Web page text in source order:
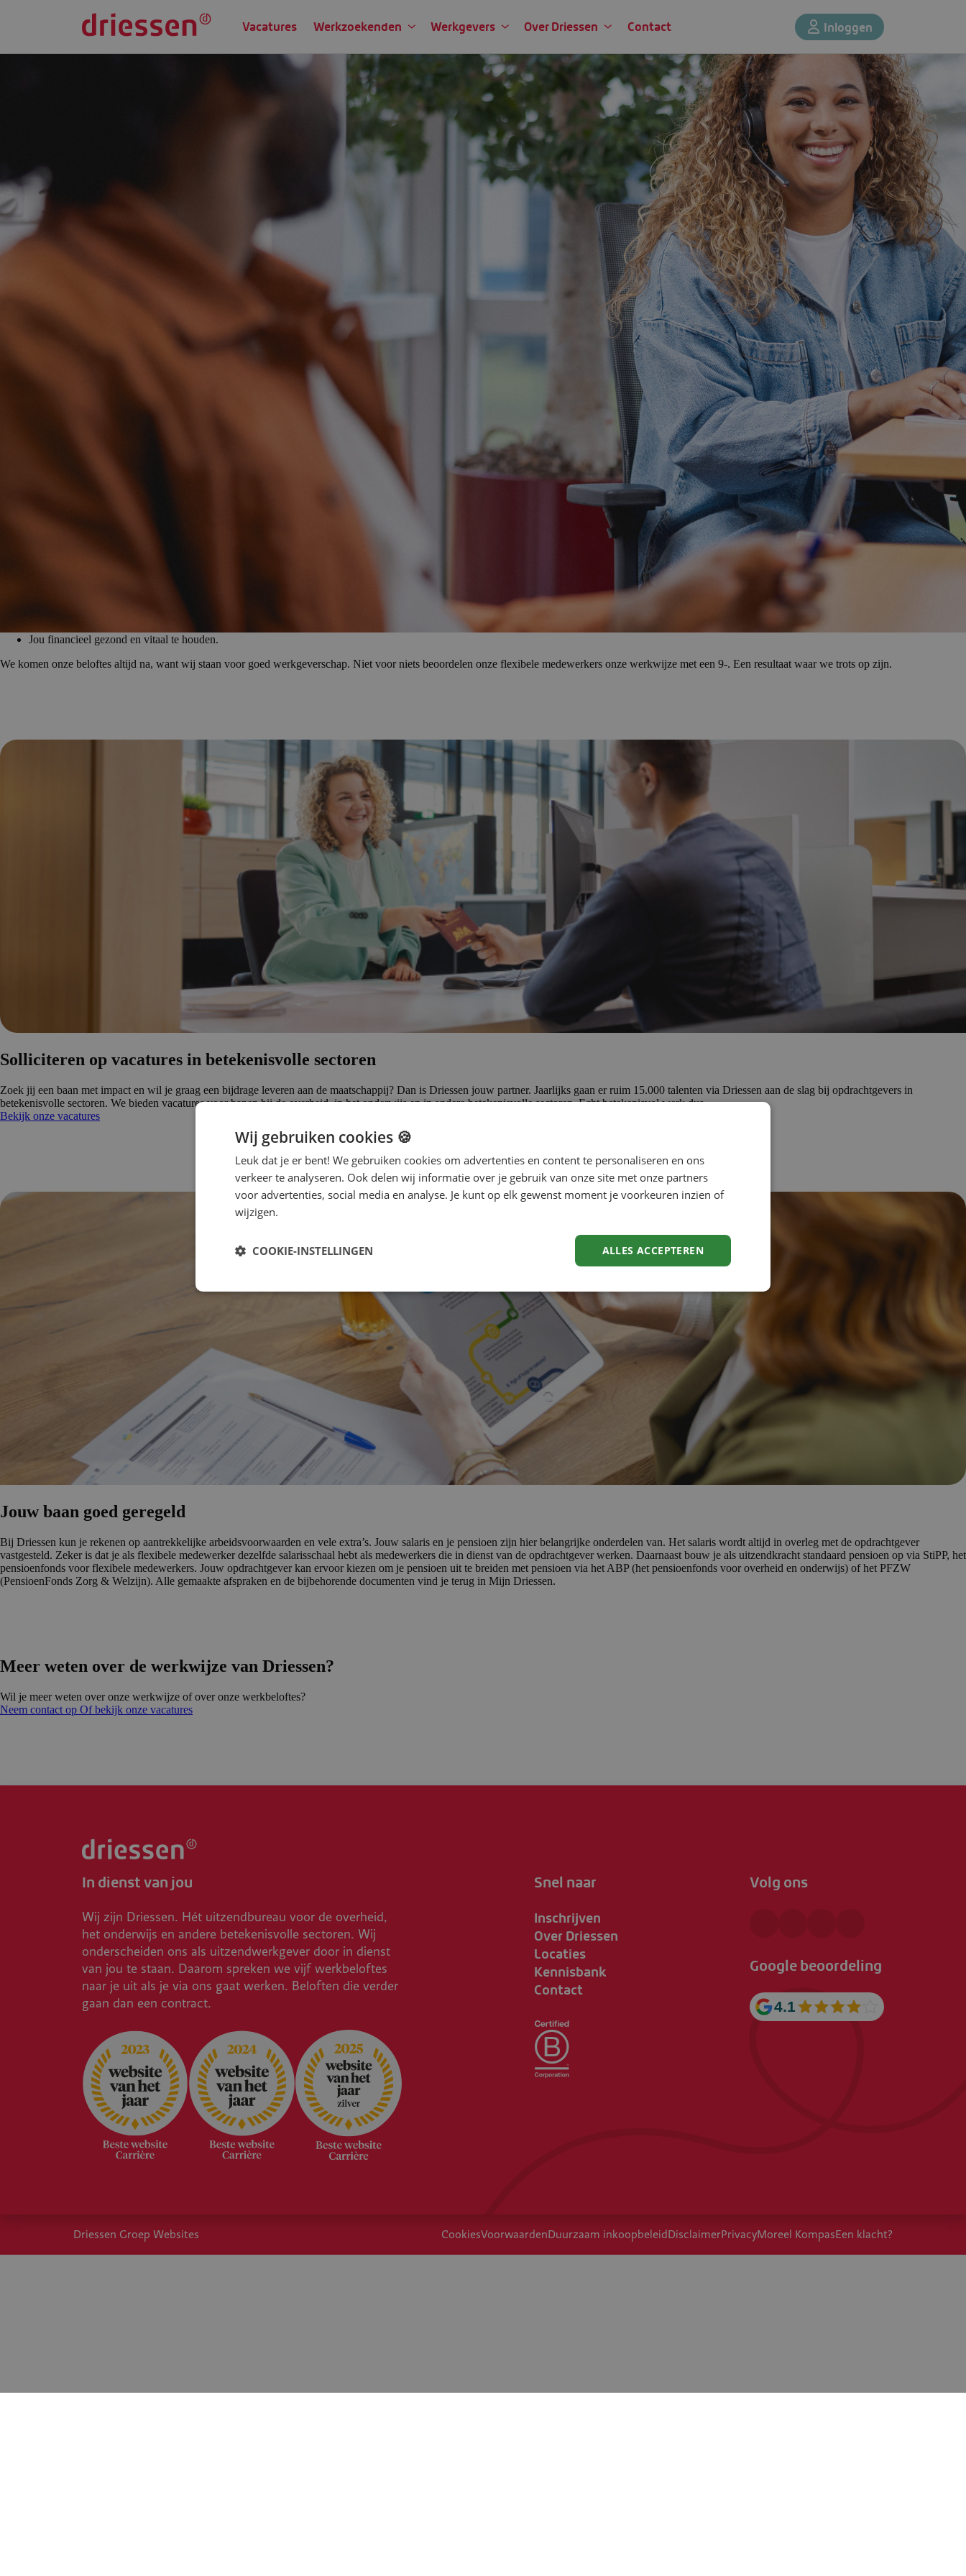
Vacatures Werkzoekenden Werkgevers Over Driessen Contact Inloggen
Onze heldere werkwijze
Of je nu als starter je eerste stappen zet op de arbeidsmarkt of als routinier op zoek bent naar een nieuwe uitdaging, je wilt natuurlijk dat jouw nieuwe baan goed geregeld wordt. Daarom staat Driessen voor een
heldere werkwijze. Wij helpen jou graag op weg: van de zoektocht naar een passende werkplek en de sollicitatieprocedure tot het moment van indiensttreding. En ook tijdens je loopbaan staan we je met raad en
Jouw werkgeluk is ons uitgangs­punt
Ga je via ons aan de slag? Dan weet je zeker dat er aandacht is voor jouw werkgeluk. Bij Driessen staan we namelijk in dienst van jou. Want
ben jij werkgelukkig, dan heeft dat direct zijn weerslag op de organisatie waar je werkt en op de maatschappij. Uiteraard worden jouw salaris
en je pensioen goed geregeld. Maar werkgeluk bestaat uit meer dan een contract, daarom doen we je een aantal
belangrijke werkbeloftes
Zeg jij ‘ja’ tegen Driessen, dan beloven wij:
Jou financieel gezond en vitaal te houden.
We komen onze beloftes altijd na, want wij staan voor goed werkgeverschap. Niet voor niets beoordelen onze flexibele medewerkers onze werkwijze met een 9-. Een resultaat waar we trots op zijn.
Solliciteren op vacatures in betekenis­volle sectoren
Zoek jij een baan met impact en wil je graag een bijdrage leveren aan de maatschappij? Dan is Driessen jouw partner. Jaarlijks gaan er ruim 15.000 talenten via Driessen aan de slag bij opdrachtgevers in
betekenisvolle sectoren. We bieden vacatures voor banen bij de overheid, in het onderwijs en in andere betekenisvolle sectoren. Echt betekenisvol werk dus.
Bekijk onze vacatures
Jouw baan goed geregeld
Bij Driessen kun je rekenen op aantrekkelijke arbeidsvoorwaarden en vele extra’s. Jouw salaris en je pensioen zijn hier belangrijke onderdelen van. Het salaris wordt altijd in overleg met de opdrachtgever
vastgesteld. Zeker is dat je als flexibele medewerker dezelfde salarisschaal hebt als medewerkers die in dienst van de opdrachtgever werken. Daarnaast bouw je als uitzendkracht standaard pensioen op via StiPP, het
pensioenfonds voor flexibele medewerkers. Jouw opdrachtgever kan ervoor kiezen om je pensioen uit te breiden met pensioen via het ABP (het pensioenfonds voor overheid en onderwijs) of het PFZW
(PensioenFonds Zorg & Welzijn). Alle gemaakte afspraken en de bijbehorende documenten vind je terug in Mijn Driessen.
Meer weten over de werkwijze van Driessen?
Wil je meer weten over onze werkwijze of over onze werkbeloftes?
Neem contact op Of bekijk onze vacatures
In dienst van jou
Wij zijn Driessen. Hét uitzendbureau voor de overheid,
het onderwijs en andere betekenisvolle sectoren. Wij
onderscheiden ons als uitzendwerkgever door in dienst
van jou te staan. Daarom spreken we vijf werkbeloftes
naar je uit als je via ons gaat werken. Beloften die verder
gaan dan een contract.
Snel naar
Inschrijven
Over Driessen
Locaties
Kennisbank
Contact
Volg ons
Google beoordeling
4.1
Driessen Groep Websites CookiesVoorwaardenDuurzaam inkoopbeleidDisclaimerPrivacyMoreel KompasEen klacht?
Wij gebruiken cookies 🍪
Leuk dat je er bent! We gebruiken cookies om advertenties en content te personaliseren en ons
verkeer te analyseren. Ook delen wij informatie over je gebruik van onze site met onze partners
voor advertenties, social media en analyse. Je kunt op elk gewenst moment je voorkeuren inzien of
wijzigen.
ALLES ACCEPTEREN
COOKIE-INSTELLINGEN